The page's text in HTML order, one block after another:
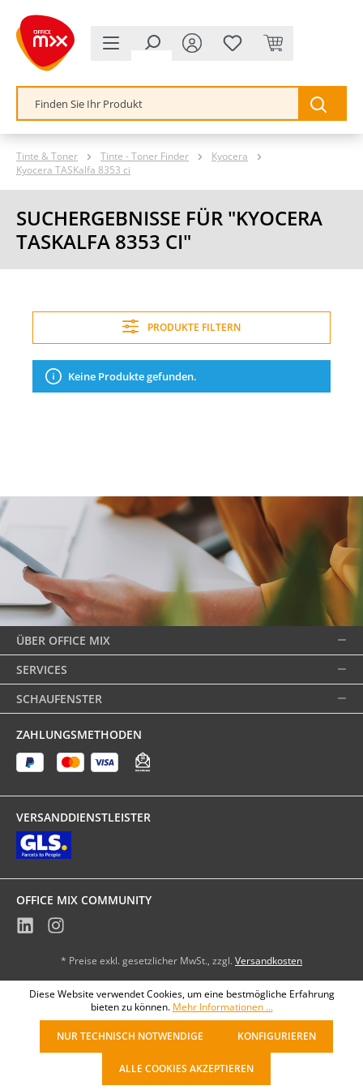
springen
Tinte & Toner Tinte - Toner Finder
Kyocera
Kyocera TASKalfa 8353 ci
SUCHERGEBNISSE FÜR "KYOCERA
TASKALFA 8353 CI"
PRODUKTE FILTERN
Keine Produkte gefunden.
ÜBER OFFICE MIX
SERVICES
SCHAUFENSTER
ZAHLUNGSMETHODEN
VERSANDDIENSTLEISTER
OFFICE MIX COMMUNITY
* Preise exkl. gesetzlicher MwSt., zzgl. Versandkosten
Diese Website verwendet Cookies, um eine bestmögliche Erfahrung
bieten zu können. Mehr Informationen ...
NUR TECHNISCH NOTWENDIGE KONFIGURIEREN
ALLE COOKIES AKZEPTIEREN